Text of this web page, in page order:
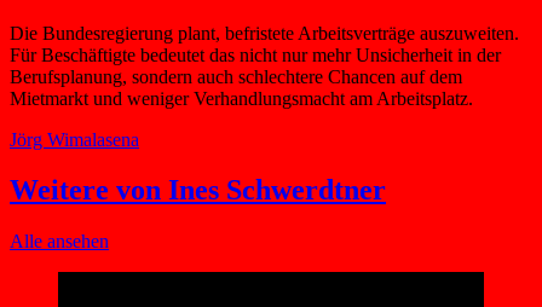
Die Bundesregierung plant, befristete Arbeitsverträge auszuweiten.
Für Beschäftigte bedeutet das nicht nur mehr Unsicherheit in der
Berufsplanung, sondern auch schlechtere Chancen auf dem
Mietmarkt und weniger Verhandlungsmacht am Arbeitsplatz.
Jörg Wimalasena
Weitere von Ines Schwerdtner
Alle ansehen